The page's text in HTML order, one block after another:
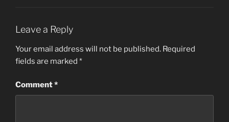
Leave a Reply
Your email address will not be published. Required
fields are marked *
Comment*